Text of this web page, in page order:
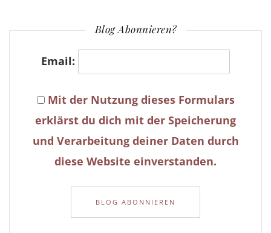
Blog Abonnieren?
Email:
Mit der Nutzung dieses Formulars
erklärst du dich mit der Speicherung
und Verarbeitung deiner Daten durch
diese Website einverstanden.